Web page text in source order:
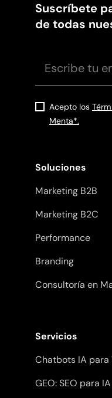
Suscríbete
de todas
Acepto los
Menta*.
Soluciones
Marketing B2B
Marketing B2C
Performance
Branding
Consultoría en
Servicios
Chatbots IA
GEO: SEO para IA